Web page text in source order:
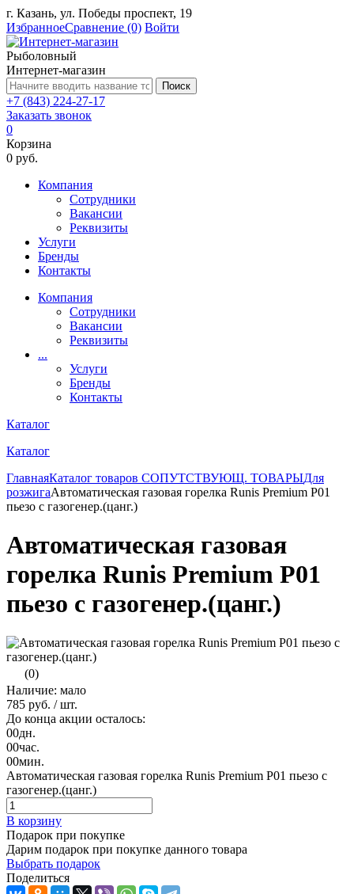
г. Казань, ул. Победы проспект, 19
ИзбранноеСравнение (0) Войти
Рыболовный
Интернет-магазин
Поиск
+7 (843) 224-27-17
Заказать звонок
0
Корзина
0 руб.
Компания
Сотрудники
Вакансии
Реквизиты
Услуги
Бренды
Контакты
Компания
Сотрудники
Вакансии
Реквизиты
...
Услуги
Бренды
Контакты
Каталог
Каталог
ГлавнаяКаталог товаров СОПУТСТВУЮЩ. ТОВАРЫДля
розжигаАвтоматическая газовая горелка Runis Premium P01
пьезо с газогенер.(цанг.)
Автоматическая газовая
горелка Runis Premium P01
пьезо с газогенер.(цанг.)
(0)
Наличие: мало
785 руб. / шт.
До конца акции осталось:
00дн.
00час.
00мин.
Автоматическая газовая горелка Runis Premium P01 пьезо с
газогенер.(цанг.)
В корзину
Подарок при покупке
Дарим подарок при покупке данного товара
Выбрать подарок
Поделиться